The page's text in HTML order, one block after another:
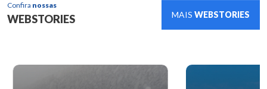
Confira nossas
WEBSTORIES MAIS WEBSTORIES